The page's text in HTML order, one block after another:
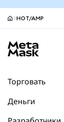
HOT/AMP
Торговать
Деньги